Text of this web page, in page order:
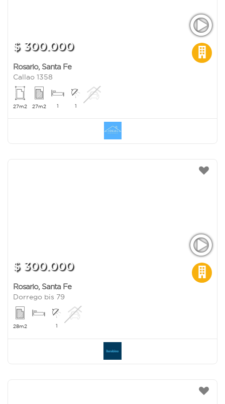
$ 300.000
Rosario, Santa Fe
Callao 1358
27m2 27m2 1 1
$ 300.000
Rosario, Santa Fe
Dorrego bis 79
28m2 1